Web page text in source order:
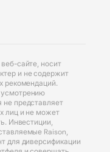
сайте, носит
и не содержит
рекомендаций.
представляет
лиц и не может
Инвестиции,
Raison,
для диверсификации